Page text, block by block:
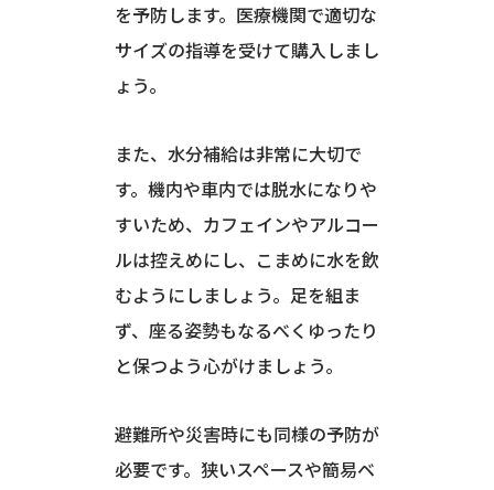
を予防します。医療機関で適切な
サイズの指導を受けて購入しまし
ょう。
また、水分補給は非常に大切で
す。機内や車内では脱水になりや
すいため、カフェインやアルコー
ルは控えめにし、こまめに水を飲
むようにしましょう。足を組ま
ず、座る姿勢もなるべくゆったり
と保つよう心がけましょう。
避難所や災害時にも同様の予防が
必要です。狭いスペースや簡易ベ